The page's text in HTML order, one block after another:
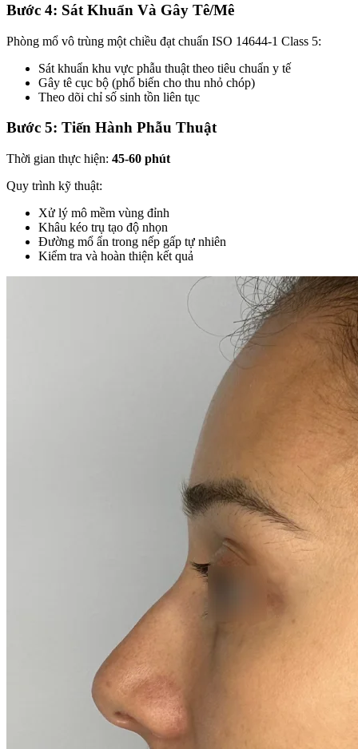
Bước 4: Sát Khuẩn Và Gây Tê/Mê
Phòng mổ vô trùng một chiều đạt chuẩn ISO 14644-1 Class 5:
Sát khuẩn khu vực phẫu thuật theo tiêu chuẩn y tế
Gây tê cục bộ (phổ biến cho thu nhỏ chóp)
Theo dõi chỉ số sinh tồn liên tục
Bước 5: Tiến Hành Phẫu Thuật
Thời gian thực hiện: 45-60 phút
Quy trình kỹ thuật:
Xử lý mô mềm vùng đỉnh
Khâu kéo trụ tạo độ nhọn
Đường mổ ẩn trong nếp gấp tự nhiên
Kiểm tra và hoàn thiện kết quả